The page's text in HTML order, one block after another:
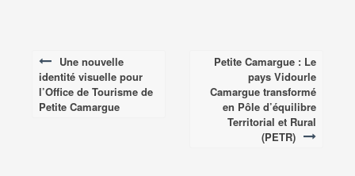
Post
navigation
Une nouvelle
identité visuelle pour
l’Office de Tourisme de
Petite Camargue
Petite Camargue : Le
pays Vidourle
Camargue transformé
en Pôle d’équilibre
Territorial et Rural
(PETR)